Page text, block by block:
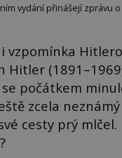
vydání přinášejí zprávu
vzpomínka
Hitler
počátkem
zcela
cesty prý mlčel.